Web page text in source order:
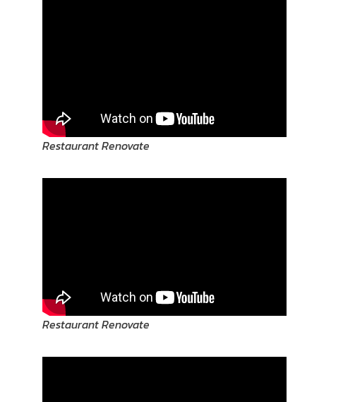
Restaurant Renovate
Restaurant Renovate